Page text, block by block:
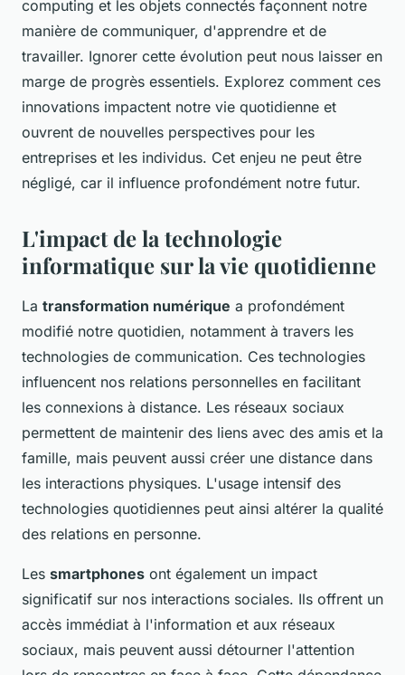
computing et les objets connectés façonnent notre
manière de communiquer, d'apprendre et de
travailler. Ignorer cette évolution peut nous laisser en
marge de progrès essentiels. Explorez comment ces
innovations impactent notre vie quotidienne et
ouvrent de nouvelles perspectives pour les
entreprises et les individus. Cet enjeu ne peut être
négligé, car il influence profondément notre futur.
L'impact de la technologie
informatique sur la vie quotidienne
La transformation numérique a profondément
modifié notre quotidien, notamment à travers les
technologies de communication. Ces technologies
influencent nos relations personnelles en facilitant
les connexions à distance. Les réseaux sociaux
permettent de maintenir des liens avec des amis et la
famille, mais peuvent aussi créer une distance dans
les interactions physiques. L'usage intensif des
technologies quotidiennes peut ainsi altérer la qualité
des relations en personne.
Les smartphones ont également un impact
significatif sur nos interactions sociales. Ils offrent un
accès immédiat à l'information et aux réseaux
sociaux, mais peuvent aussi détourner l'attention